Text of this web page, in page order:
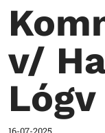
v/
Lógv